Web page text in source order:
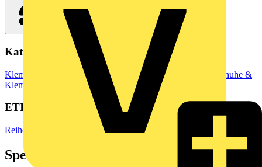
Kategorien
Klemmen, Steckverbinder & Verbindungselemente
Kabelschuhe &
Klemmen
ETIM Group
Reihenklemmen
Spezifikationen